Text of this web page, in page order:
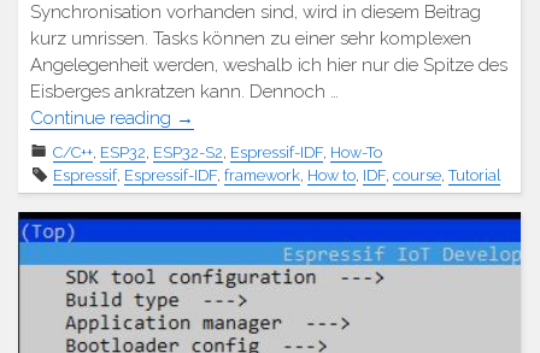
Synchronisation vorhanden sind, wird in diesem Beitrag
kurz umrissen. Tasks können zu einer sehr komplexen
Angelegenheit werden, weshalb ich hier nur die Spitze des
Eisberges ankratzen kann. Dennoch …
Continue reading "Espressif
IDF
–
Tasks"
→
C/C++, ESP32, ESP32-S2, Espressif-IDF, How-To
Espressif, Espressif-IDF, framework, How to, IDF, course,Tutorial